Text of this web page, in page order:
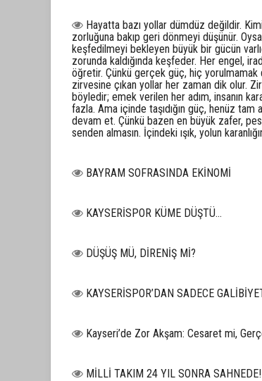
Hayatta bazı yollar dümdüz değildir.
zorluğuna bakıp geri dönmeyi düşünür.
keşfedilmeyi bekleyen büyük bir gücün
zorunda kaldığında keşfeder. Her engel,
öğretir. Çünkü gerçek güç, hiç yorulmamak
zirvesine çıkan yollar her zaman dik olur.
böyledir; emek verilen her adım, insanın
fazla. Ama içinde taşıdığın güç, henüz tam
devam et. Çünkü bazen en büyük zafer,
senden almasın. İçindeki ışık, yolun
BAYRAM SOFRASINDA EKİNOMİ
KAYSERİSPOR KÜME DÜŞTÜ…
DÜŞÜŞ MÜ, DİRENİŞ Mİ?
KAYSERİSPOR’DAN SADECE
Kayseri’de Zor Akşam: Cesaret mi,
MİLLİ TAKIM 24 YIL SONRA SAHNEDE!